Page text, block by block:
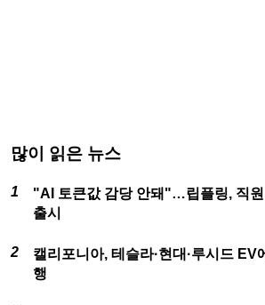
많이 읽은 뉴스
"AI 토큰값 감당 안돼"…립플링, 직
출시
캘리포니아, 테슬라·현대·루시드 EV
행